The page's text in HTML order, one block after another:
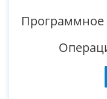
Программное